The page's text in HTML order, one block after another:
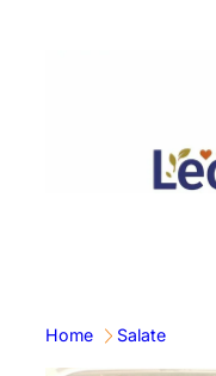
Home Salate